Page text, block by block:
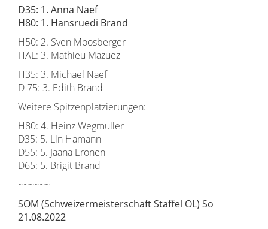
D35: 1. Anna Naef
H80: 1. Hansruedi Brand
H50: 2. Sven Moosberger
HAL: 3. Mathieu Mazuez
H35: 3. Michael Naef
D 75: 3. Edith Brand
Weitere Spitzenplatzierungen:
H80: 4. Heinz Wegmüller
D35: 5. Lin Hamann
D55: 5. Jaana Eronen
D65: 5. Brigit Brand
~~~~~~
SOM (Schweizermeisterschaft Staffel OL) So
21.08.2022